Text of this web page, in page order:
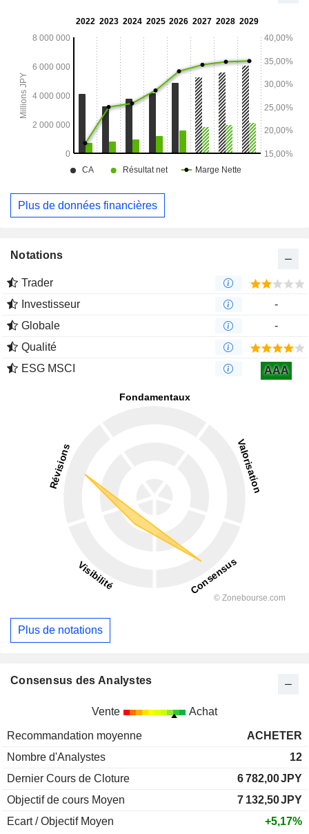
Plus de données financières
Notations
Trader
Investisseur
-
Globale
-
Qualité
ESG MSCI
AAA
Plus de notations
Consensus des Analystes
Vente Achat
Recommandation moyenne
ACHETER
Nombre d'Analystes
12
Dernier Cours de Cloture
6 782,00JPY
Objectif de cours Moyen
7 132,50JPY
Ecart / Objectif Moyen
+5,17%